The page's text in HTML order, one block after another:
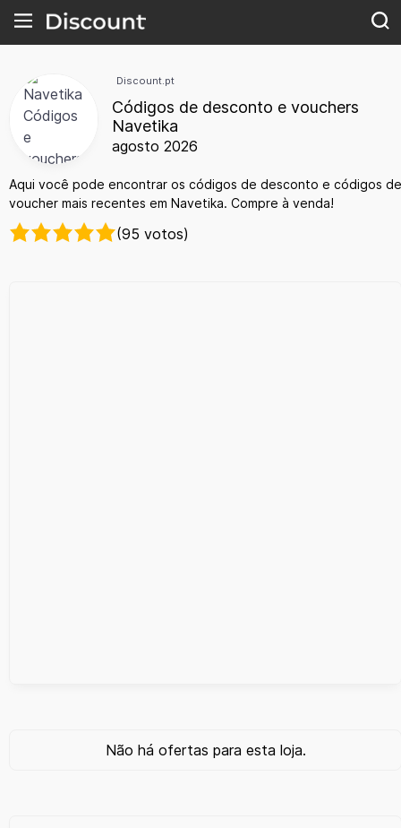
Discount.pt
Códigos de desconto e vouchers
Navetika
agosto 2026
Aqui você pode encontrar os códigos de desconto e códigos de
voucher mais recentes em Navetika. Compre à venda!
(95 votos)
Não há ofertas para esta loja.